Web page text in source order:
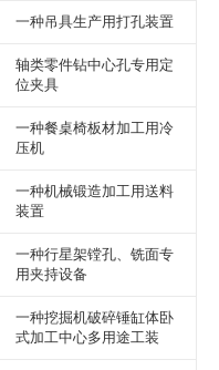
一种吊具生产用打孔装置
轴类零件钻中心孔专用定
位夹具
一种餐桌椅板材加工用冷
压机
一种机械锻造加工用送料
装置
一种行星架镗孔、铣面专
用夹持设备
一种挖掘机破碎锤缸体卧
式加工中心多用途工装